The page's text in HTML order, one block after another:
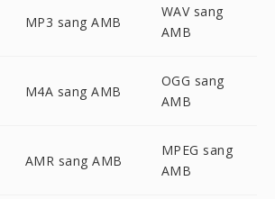
MP3 sang AMB
WAV sang
AMB
M4A sang AMB
OGG sang
AMB
AMR sang AMB
MPEG sang
AMB